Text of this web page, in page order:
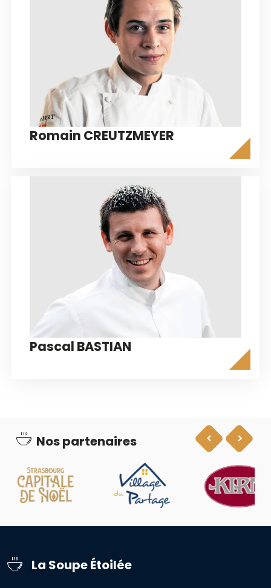
Romain CREUTZMEYER
Pascal BASTIAN
Nos partenaires
La Soupe Étoilée